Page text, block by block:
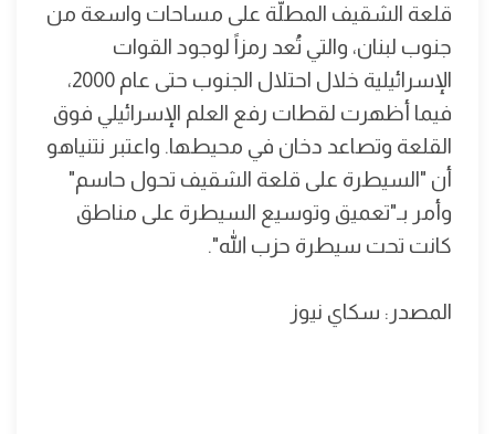
قلعة الشقيف المطلّة على مساحات واسعة من
جنوب لبنان، والتي تُعد رمزاً لوجود القوات
الإسرائيلية خلال احتلال الجنوب حتى عام 2000،
فيما أظهرت لقطات رفع العلم الإسرائيلي فوق
القلعة وتصاعد دخان في محيطها. واعتبر نتنياهو
أن "السيطرة على قلعة الشقيف تحول حاسم"
وأمر بـ"تعميق وتوسيع السيطرة على مناطق
كانت تحت سيطرة حزب الله".
المصدر: سكاي نيوز